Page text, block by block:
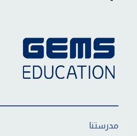
مدرستنا